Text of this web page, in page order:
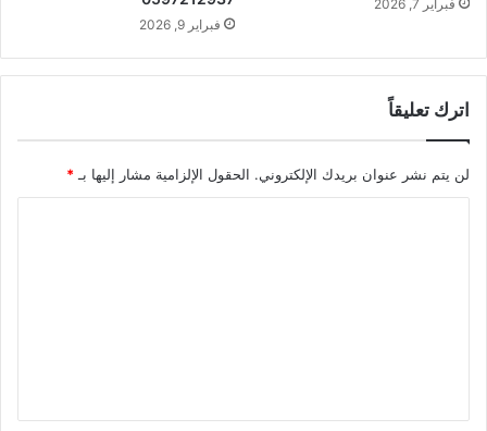
فبراير 7, 2026
فبراير 9, 2026
اترك تعليقاً
لن يتم نشر عنوان بريدك الإلكتروني. الحقول الإلزامية مشار إليها بـ*